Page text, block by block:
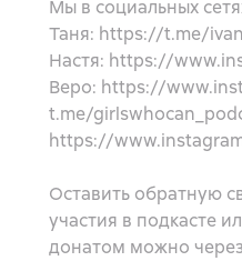
Мы в социальных
Таня: https://t.me/
Настя: https://
Веро: https://
t.me/
https://
Оставить обратную
участия в подкасте
донатом можно